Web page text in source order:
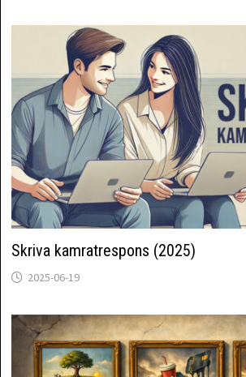
Skriva kamratrespons (2025)
2025-06-19